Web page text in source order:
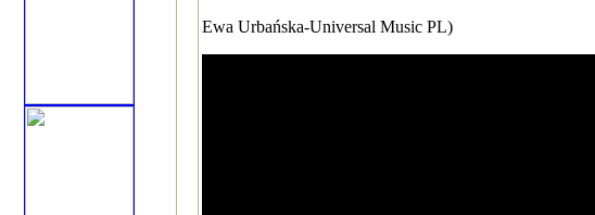
Ewa Urbańska-Universal Music PL)